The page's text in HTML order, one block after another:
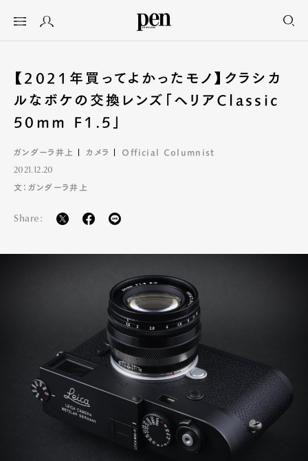
【2021年買ってよかったモノ】クラシカ
ルなボケの交換レンズ「ヘリアClassic
50mm F1.5」
ガンダーラ井上 カメラ Official Columnist
2021.12.20
文：ガンダーラ井上
Share: